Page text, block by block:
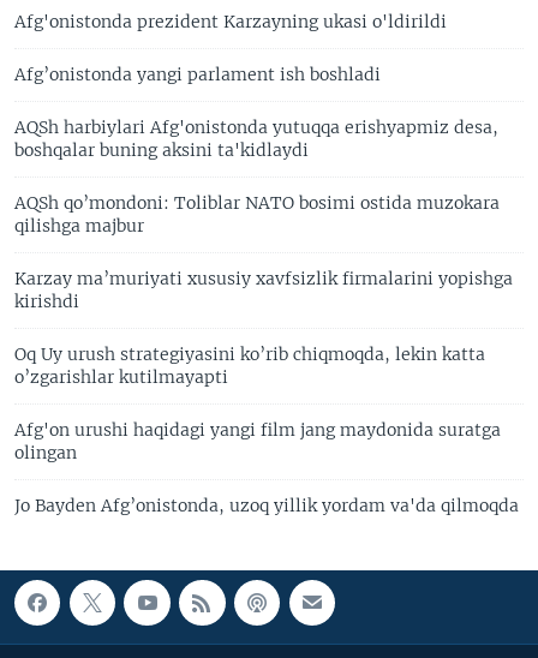
Afg'onistonda prezident Karzayning ukasi o'ldirildi
Afg’onistonda yangi parlament ish boshladi
AQSh harbiylari Afg'onistonda yutuqqa erishyapmiz desa,
boshqalar buning aksini ta'kidlaydi
AQSh qo’mondoni: Toliblar NATO bosimi ostida muzokara
qilishga majbur
Karzay ma’muriyati xususiy xavfsizlik firmalarini yopishga
kirishdi
Oq Uy urush strategiyasini ko’rib chiqmoqda, lekin katta
o’zgarishlar kutilmayapti
Afg'on urushi haqidagi yangi film jang maydonida suratga
olingan
Jo Bayden Afg’onistonda, uzoq yillik yordam va'da qilmoqda